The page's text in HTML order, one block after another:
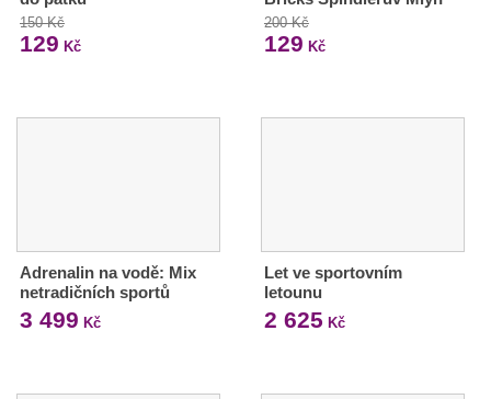
150 Kč
129 Kč
200 Kč
129 Kč
Adrenalin na vodě: Mix
netradičních sportů
3 499 Kč
Let ve sportovním
letounu
2 625 Kč